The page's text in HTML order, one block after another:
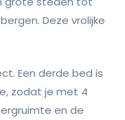
Deze vrolijke
Een derde bed is
zodat je met 4
en de